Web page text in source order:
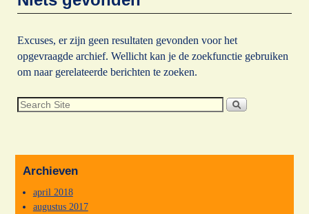
Excuses, er zijn geen resultaten gevonden voor het
opgevraagde archief. Wellicht kan je de zoekfunctie gebruiken
om naar gerelateerde berichten te zoeken.
Archieven
april 2018
augustus 2017